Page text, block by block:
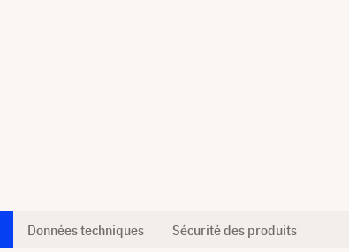
Données techniques Sécurité des produits